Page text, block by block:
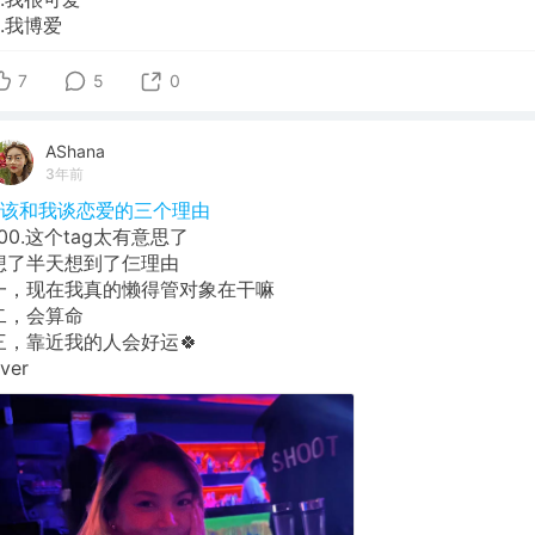
博爱
7 5 0
AShana
3年前
和我谈恋爱的三个理由
这个tag太有意思了
了半天想到了仨理由
，现在我真的懒得管对象在干嘛
，会算命
，靠近我的人会好运🍀